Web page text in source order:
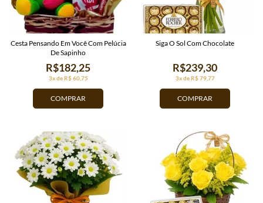
COMPRAR
3x de R$ 60,75
R$182,25
Cesta Pensando Em Você Com Pelúcia
De Sapinho
COMPRAR
3x de R$ 79,77
R$239,30
Siga O Sol Com Chocolate